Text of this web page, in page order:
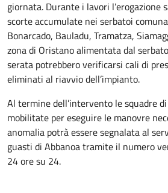
giornata. Durante i lavori l’erogazione
scorte accumulate nei serbatoi
Bonarcado, Bauladu, Tramatza,
zona di Oristano alimentata dal
serata potrebbero verificarsi cali di
eliminati al riavvio dell’impianto.
Al termine dell’intervento le squadre
mobilitate per eseguire le manovre
anomalia potrà essere segnalata al
guasti di Abbanoa tramite il numero
24 ore su 24.